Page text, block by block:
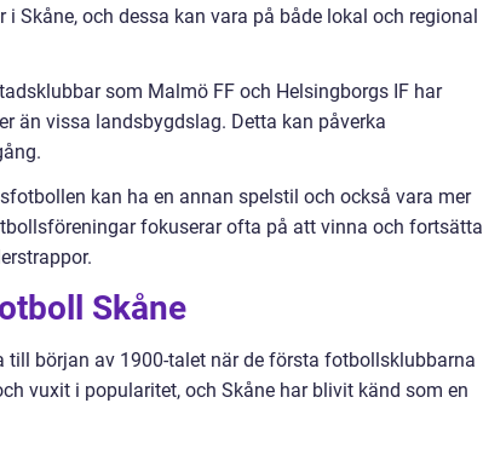
Skåne, och dessa kan vara på både lokal och regional
som Malmö FF och Helsingborgs IF har
än vissa landsbygdslag. Detta kan påverka
kan ha en annan spelstil och också vara mer
fokuserar ofta på att vinna och fortsätta
Skåne
början av 1900-talet när de första fotbollsklubbarna
vuxit i popularitet, och Skåne har blivit känd som en